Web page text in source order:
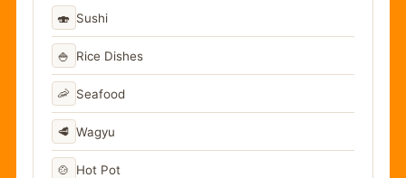
🍣 Sushi
🍚 Rice Dishes
🦐 Seafood
🥩 Wagyu
🍲 Hot Pot